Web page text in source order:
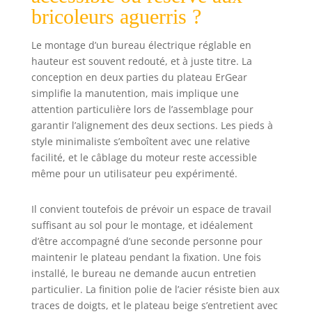
bricoleurs aguerris ?
Le montage d’un bureau électrique réglable en
hauteur est souvent redouté, et à juste titre. La
conception en deux parties du plateau ErGear
simplifie la manutention, mais implique une
attention particulière lors de l’assemblage pour
garantir l’alignement des deux sections. Les pieds à
style minimaliste s’emboîtent avec une relative
facilité, et le câblage du moteur reste accessible
même pour un utilisateur peu expérimenté.
Il convient toutefois de prévoir un espace de travail
suffisant au sol pour le montage, et idéalement
d’être accompagné d’une seconde personne pour
maintenir le plateau pendant la fixation. Une fois
installé, le bureau ne demande aucun entretien
particulier. La finition polie de l’acier résiste bien aux
traces de doigts, et le plateau beige s’entretient avec